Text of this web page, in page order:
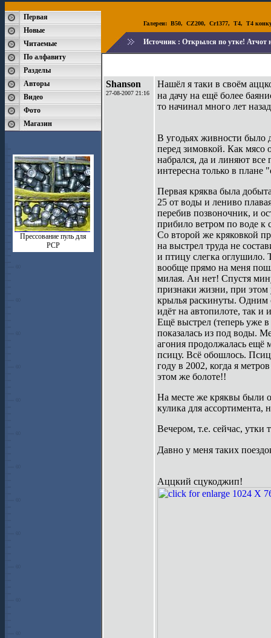
Первая
Новые
Читаемые
По алфавиту
Разделы
Авторы
Видео
Фото
Магазин
Прессование пуль для
РСР
Галереи: B50, CZ200, Cr1377, T4, T4
Источник : Открылся по утке! Атчот
Shanson
27-08-2007 21:16
Нашёл я таки в своём
на дачу на ещё более
то начинал много лет
В угодьях живности было
перед зимовкой. Как мясо
набрался, да и линяют все
интересна только в плане
Первая кряква была
25 от воды и лениво
перебив позвоночник, и
прибило ветром по воде к
Со второй же кряковкой
на выстрел труда не
и птицу слегка оглушило.
вообще прямо на меня
милая. Ан нет! Спустя
признаки жизни, при этом
крылья раскинуты. Одним
идёт на автопилоте, так и
Ещё выстрел (теперь уже
показалась из под воды.
агония продолжалась
псицу. Всё обошлось.
году в 2002, когда я
этом же болоте!!
На месте же кряквы были
кулика для ассортимента,
Вечером, т.е. сейчас, утки
Давно у меня таких
Аццкий сцукоджип!